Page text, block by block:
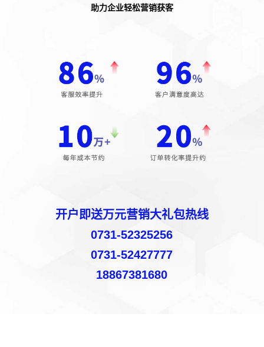
助力企业轻松营销获客
开户即送万元营销大礼包热线
0731-52325256
0731-52427777
18867381680